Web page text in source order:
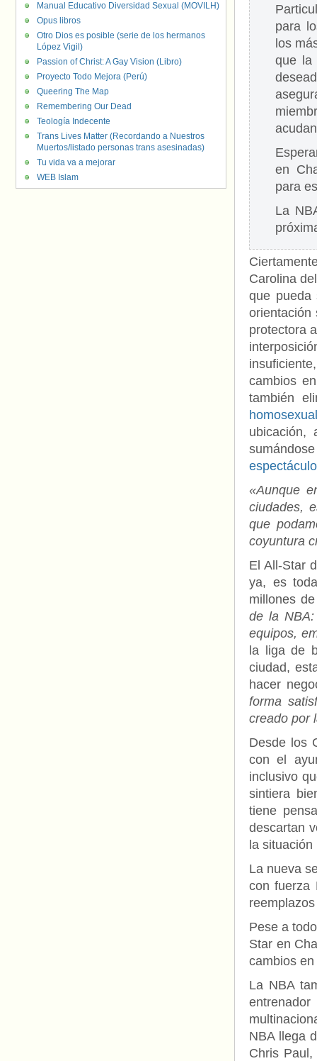
para
los
que la
en
para
La
Carolina
que pueda
orientación
protectora
cambios
también
ubicación,
«Aunque
ciudades,
que
coyuntura
El All-Star
ya, es
millones
de la
equipos,
la liga de
ciudad,
hacer
forma
creado por
Desde los
con el
inclusivo
sintiera
tiene
descartan
la
La nueva
con fuerza
Pese a
Star en
cambios
La NBA
NBA llega
Chris
Manual Educativo Diversidad Sexual (MOVILH)
Opus libros
Otro Dios es posible (serie de los hermanos
López Vigil)
Passion of Christ: A Gay Vision (Libro)
Proyecto Todo Mejora (Perú)
Queering The Map
Remembering Our Dead
Teología Indecente
Trans Lives Matter (Recordando a Nuestros
Muertos/listado personas trans asesinadas)
Tu vida va a mejorar
WEB Islam